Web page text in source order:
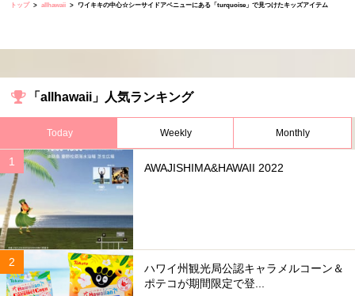
トップ allhawaii ワイキキの中心☆シーサイドアベニューにある「turquoise」で見つけたキッズアイテム
「allhawaii」人気ランキング
Today Weekly Monthly
AWAJISHIMA&HAWAII 2022
ハワイ州観光局公認キャラメルコーン＆
ポテコが期間限定で登...